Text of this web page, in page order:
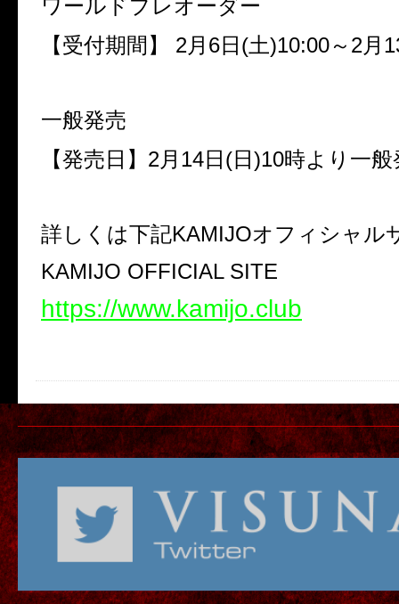
ワールドプレオーダー
【受付期間】
2月 6日 (土)10:00～ 2月
一般発売
【発売日】 2月 14日 (日 )10時より一般
詳しくは下記KAMIJOオフィシャル
KAMIJO OFFICIAL SITE
https://www.kamijo.club